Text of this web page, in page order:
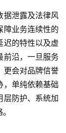
据泄露及法律风
障业务连续性的
迟的特性以及虚
前沿，一旦服务
更会对品牌信誉
，单纯依赖基础
层防护、系统加